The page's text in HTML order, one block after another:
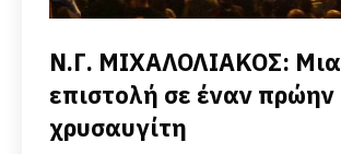
Ν.Γ. ΜΙΧΑΛΟΛΙΑΚΟΣ: Μια
επιστολή σε έναν πρώην
χρυσαυγίτη